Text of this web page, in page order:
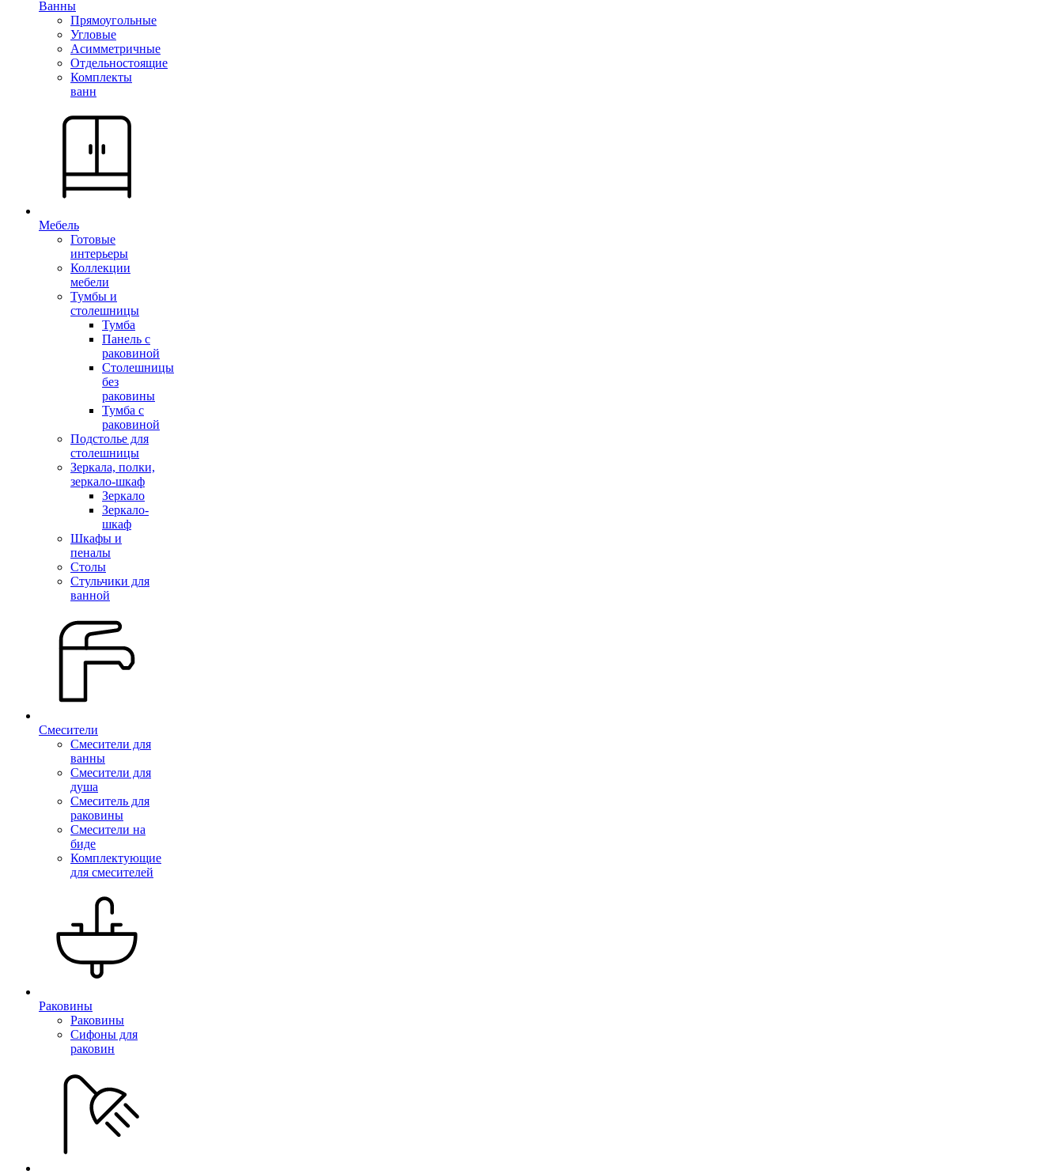
Ванны
Прямоугольные
Угловые
Асимметричные
Отдельностоящие
Комплекты
ванн
Мебель
Готовые
интерьеры
Коллекции
мебели
Тумбы и
столешницы
Тумба
Панель с
раковиной
Столешницы
без
раковины
Тумба с
раковиной
Подстолье для
столешницы
Зеркала, полки,
зеркало-шкаф
Зеркало
Зеркало-
шкаф
Шкафы и
пеналы
Столы
Стульчики для
ванной
Смесители
Смесители для
ванны
Смесители для
душа
Смеситель для
раковины
Смесители на
биде
Комплектующие
для смесителей
Раковины
Раковины
Сифоны для
раковин